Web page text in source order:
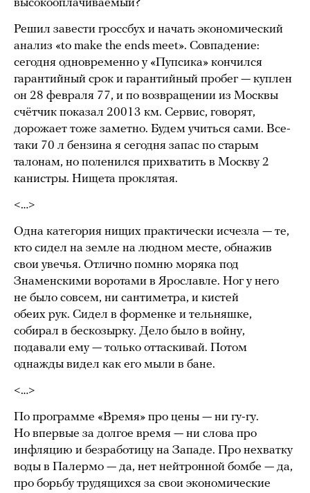
высокооплачиваемый?
Решил завести гроссбух и начать экономический
анализ «to make the ends meet». Совпадение:
сегодня одновременно у «Пупсика» кончился
гарантийный срок и гарантийный пробег — куплен
он 28 февраля 77, и по возвращении из Москвы
счётчик показал 20013 км. Сервис, говорят,
дорожает тоже заметно. Будем учиться сами. Все-
таки 70 л бензина я сегодня запас по старым
талонам, но поленился прихватить в Москву 2
канистры. Нищета проклятая.
<…>
Одна категория нищих практически исчезла — те,
кто сидел на земле на людном месте, обнажив
свои увечья. Отлично помню моряка под
Знаменскими воротами в Ярославле. Ног у него
не было совсем, ни сантиметра, и кистей
обеих рук. Сидел в форменке и тельняшке,
собирал в бескозырку. Дело было в войну,
подавали ему — только оттаскивай. Потом
однажды видел как его мыли в бане.
<…>
По программе «Время» про цены — ни гу-гу.
Но впервые за долгое время — ни слова про
инфляцию и безработицу на Западе. Про нехватку
воды в Палермо — да, нет нейтронной бомбе — да,
про борьбу трудящихся за свои экономические